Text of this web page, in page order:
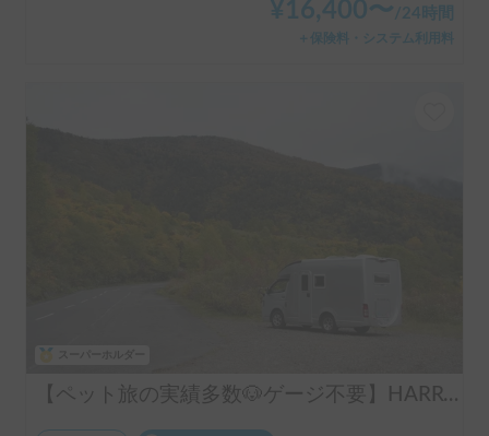
¥ 16,400〜 /24時間
＋保険料・システム利用料
【ペット旅の実績多数🐶ゲージ不要】HARRY’s キャンピングカー 🐾 ｜ポタ電・バーベキューセット無料貸し出し🚐